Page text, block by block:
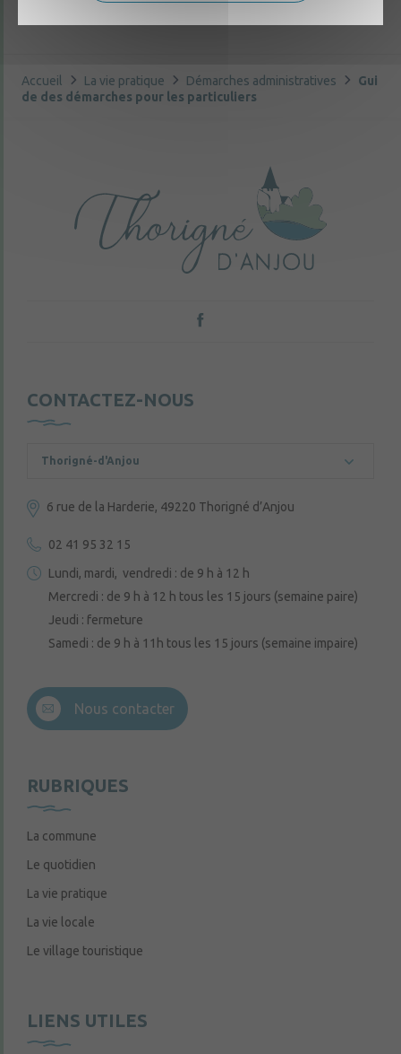
Accueil La vie pratique Démarches administratives
Gui
de des démarches pour les particuliers
CONTACTEZ-NOUS
Thorigné-d'Anjou
6 rue de la Harderie, 49220 Thorigné d’Anjou
02 41 95 32 15
Lundi, mardi, vendredi : de 9 h à 12 h
Mercredi : de 9 h à 12 h tous les 15 jours (semaine paire)
Jeudi : fermeture
Samedi : de 9 h à 11h tous les 15 jours (semaine impaire)
Nous contacter
RUBRIQUES
La commune
Le quotidien
La vie pratique
La vie locale
Le village touristique
LIENS UTILES